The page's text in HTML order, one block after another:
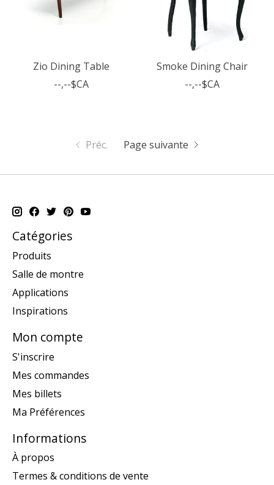
Zio Dining Table
--,--$CA
Smoke Dining Chair
--,--$CA
Préc. Page suivante
Catégories
Produits
Salle de montre
Applications
Inspirations
Mon compte
S'inscrire
Mes commandes
Mes billets
Ma Préférences
Informations
À propos
Termes & conditions de vente